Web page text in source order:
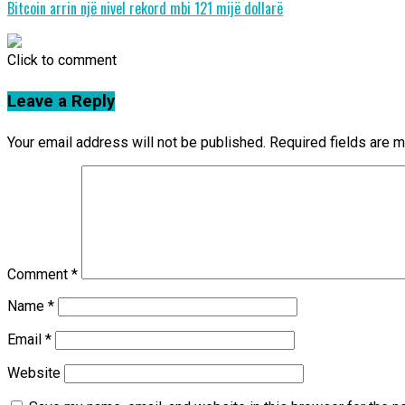
Bitcoin arrin një nivel rekord mbi 121 mijë dollarë
Click to comment
Leave a Reply
Your email address will not be published. Required fields are
Comment *
Name *
Email *
Website